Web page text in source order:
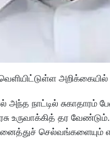
அறிக்கையில்
நாட்டில் சுகாதாரம்
உருவாக்கித் தர
செல்வங்களையும்